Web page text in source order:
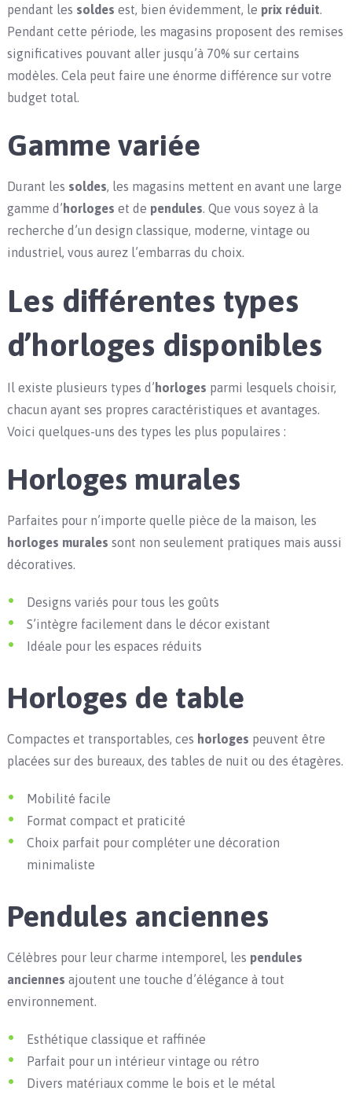
pendant les soldes est, bien évidemment, le prix réduit.
Pendant cette période, les magasins proposent des remises
significatives pouvant aller jusqu’à 70% sur certains
modèles. Cela peut faire une énorme différence sur votre
budget total.
Gamme variée
Durant les soldes, les magasins mettent en avant une large
gamme d’ horloges et de pendules. Que vous soyez à la
recherche d’un design classique, moderne, vintage ou
industriel, vous aurez l’embarras du choix.
Les différentes types
d’horloges disponibles
Il existe plusieurs types d’ horloges parmi lesquels choisir,
chacun ayant ses propres caractéristiques et avantages.
Voici quelques-uns des types les plus populaires :
Horloges murales
Parfaites pour n’importe quelle pièce de la maison, les
horloges murales sont non seulement pratiques mais aussi
décoratives.
Designs variés pour tous les goûts
S’intègre facilement dans le décor existant
Idéale pour les espaces réduits
Horloges de table
Compactes et transportables, ces horloges peuvent être
placées sur des bureaux, des tables de nuit ou des étagères.
Mobilité facile
Format compact et praticité
Choix parfait pour compléter une décoration
minimaliste
Pendules anciennes
Célèbres pour leur charme intemporel, les pendules
anciennes ajoutent une touche d’élégance à tout
environnement.
Esthétique classique et raffinée
Parfait pour un intérieur vintage ou rétro
Divers matériaux comme le bois et le métal